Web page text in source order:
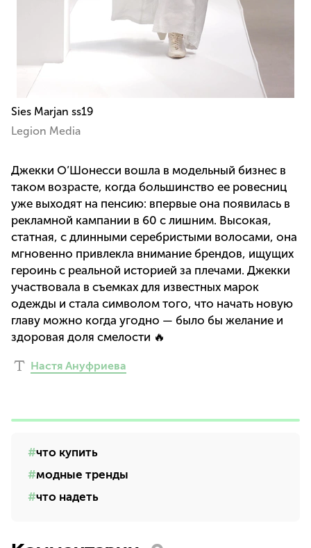
Sies Marjan ss19
Legion Media
Джекки О’Шонесси вошла в модельный бизнес в
таком возрасте, когда большинство ее ровесниц
уже выходят на пенсию: впервые она появилась в
рекламной кампании в 60 с лишним. Высокая,
статная, с длинными серебристыми волосами, она
мгновенно привлекла внимание брендов, ищущих
героинь с реальной историей за плечами. Джекки
участвовала в съемках для известных марок
одежды и стала символом того, что начать новую
главу можно когда угодно — было бы желание и
здоровая доля смелости 🔥
Настя Ануфриева
что купить
модные тренды
что надеть